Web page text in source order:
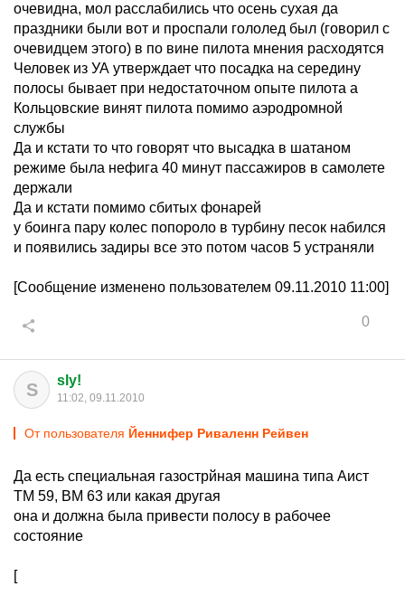
очевидна, мол расслабились что осень сухая да
праздники были вот и проспали гололед был (говорил с
очевидцем этого) в по вине пилота мнения расходятся
Человек из УА утверждает что посадка на середину
полосы бывает при недостаточном опыте пилота а
Кольцовские винят пилота помимо аэродромной
службы
Да и кстати то что говорят что высадка в шатаном
режиме была нефига 40 минут пассажиров в самолете
держали
Да и кстати помимо сбитых фонарей
у боинга пару колес попороло в турбину песок набился
и появились задиры все это потом часов 5 устраняли
[Сообщение изменено пользователем 09.11.2010 11:00]
0
S sly!
11:02, 09.11.2010
От пользователя Йеннифер Риваленн Рейвен
Да есть специальная газострйная машина типа Аист
ТМ 59, ВМ 63 или какая другая
она и должна была привести полосу в рабочее
состояние
[